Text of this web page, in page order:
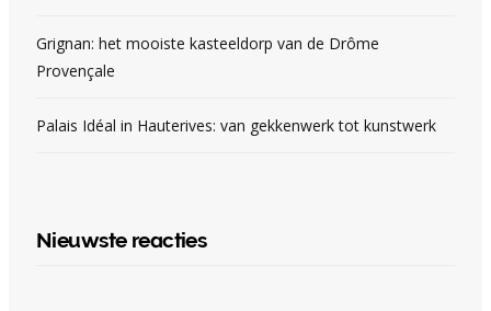
Grignan: het mooiste kasteeldorp van de Drôme
Provençale
Palais Idéal in Hauterives: van gekkenwerk tot kunstwerk
Nieuwste reacties